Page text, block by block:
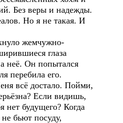
Без веры и надежды.
Но я не такая. И
жемчужно-
глаза
неё. Он попытался
перебила его.
всё достало. Пойми,
Если видишь,
нет будущего? Когда
бьют посуду,